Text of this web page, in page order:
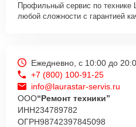
Профильный сервис по технике
любой сложности с гарантией
Ежедневно, с 10:00 до
+7 (800) 100-91-25
info@laurastar-servis.ru
ООО“Ремонт техники”
ИНН234789782
ОГРН98742397845098